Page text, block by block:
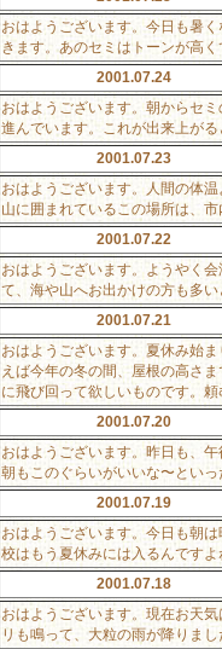
おはようございます。今日も暑
きます。あのセミはトーンが高
2001.07.24
おはようございます。朝からセ
進んでいます。これが出来上が
2001.07.23
おはようございます。人間の体
山に囲まれているこの場所は、
2001.07.22
おはようございます。ようやく
て、海や山へお出かけの方も多
2001.07.21
おはようございます。夏休み始
えば今年の冬の間、屋根の高さ
に飛び回って欲しいものです。
2001.07.20
おはようございます。昨日も、
朝もこのぐらいがいいな〜とい
2001.07.19
おはようございます。今日も朝
校はもう夏休みには入るんです
2001.07.18
おはようございます。現在お天
リも鳴って、大粒の雨が降りま